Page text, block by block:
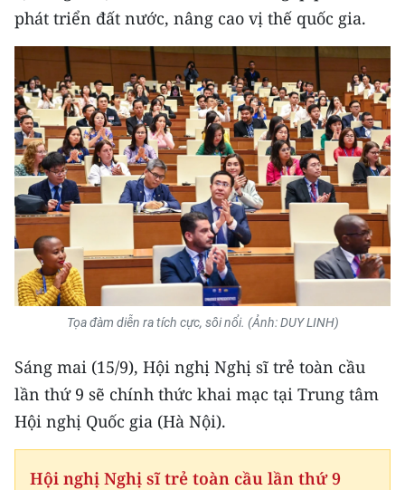
phát triển đất nước, nâng cao vị thế quốc gia.
Tọa đàm diễn ra tích cực, sôi nổi. (Ảnh: DUY LINH)
Sáng mai (15/9), Hội nghị Nghị sĩ trẻ toàn cầu
lần thứ 9 sẽ chính thức khai mạc tại Trung tâm
Hội nghị Quốc gia (Hà Nội).
Hội nghị Nghị sĩ trẻ toàn cầu lần thứ 9